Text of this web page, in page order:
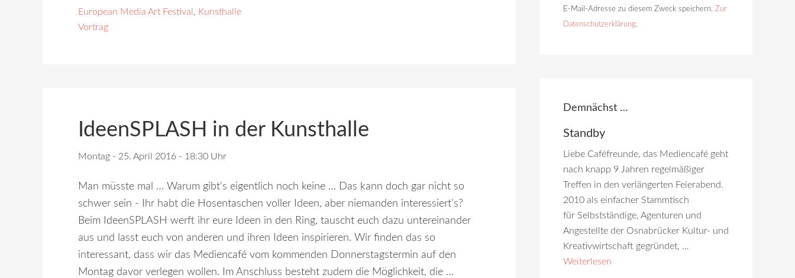
European Media Art Festival , Kunsthalle
Vortrag
IdeenSPLASH in der Kunsthalle
Montag - 25. April 2016 - 18:30 Uhr
Man müsste mal … Warum gibt's eigentlich noch keine … Das kann doch gar nicht so
schwer sein - Ihr habt die Hosentaschen voller Ideen, aber niemanden interessiert's?
Beim IdeenSPLASH werft ihr eure Ideen in den Ring, tauscht euch dazu untereinander
aus und lasst euch von anderen und ihren Ideen inspirieren. Wir finden das so
interessant, dass wir das Mediencafé vom kommenden Donnerstagstermin auf den
Montag davor verlegen wollen. Im Anschluss besteht zudem die Möglichkeit, die …
E-Mail-Adresse zu diesem Zweck speichern. Zur
Datenschutzerklärung.
Demnächst …
Standby
Liebe Caféfreunde, das Mediencafé geht
nach knapp 9 Jahren regelmäßiger
Treffen in den verlängerten Feierabend.
2010 als einfacher Stammtisch
für Selbst­ständige, Agenturen und
Angestellte der Osnabrücker Kultur- und
Kreativwirtschaft gegründet, …
Weiterlesen